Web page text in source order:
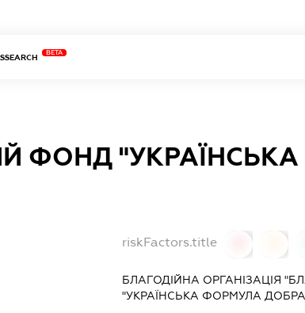
BETA
ФОНД
riskFactors.title
БЛАГОДІЙНА ОРГАНІЗАЦІЯ
"УКРАЇНСЬКА ФОРМУЛА